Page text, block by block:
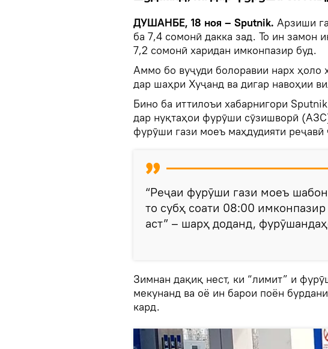
ДУШАНБЕ, 18 ноя – Sputnik. Арзиши
ба 7,4 сомонӣ дакка зад. То ин замон
7,2 сомонӣ харидан имконпазир буд.
Аммо бо вуҷуди болоравии нарх ҳоло
дар шаҳри Хуҷанд ва дигар навоҳии
Бино ба иттилоъи хабарнигори
дар нуқтаҳои фурӯши сӯзишворӣ
фурӯши гази моеъ маҳдудияти реҷавӣ
“Реҷаи фурӯши гази моеъ
то субҳ соати 08:00 имконпазир
аст” – шарҳ доданд,
Зимнан дақиқ нест, ки “лимит” и
мекунанд ва оё ин барои поён
кард.